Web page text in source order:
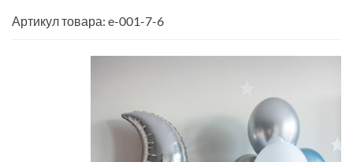
Артикул товара: e-001-7-6